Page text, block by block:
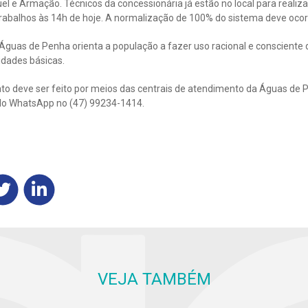
e Armação. Técnicos da concessionária já estão no local para
às 14h de hoje. A normalização de 100% do sistema deve
de Penha orienta a população a fazer uso racional e consciente
básicas.
deve ser feito por meios das centrais de atendimento da Águas de
WhatsApp no (47) 99234-1414.
VEJA TAMBÉM